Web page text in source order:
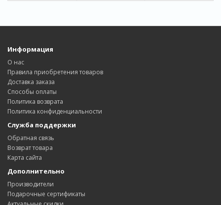
Информация
О нас
Правила приобретения товаров
Доставка заказa
Способы оплаты
Политика возвратa
Политика конфиденциальности
Служба поддержки
Обратная связь
Возврат товара
Карта сайта
Дополнительно
Производители
Подарочные сертификаты